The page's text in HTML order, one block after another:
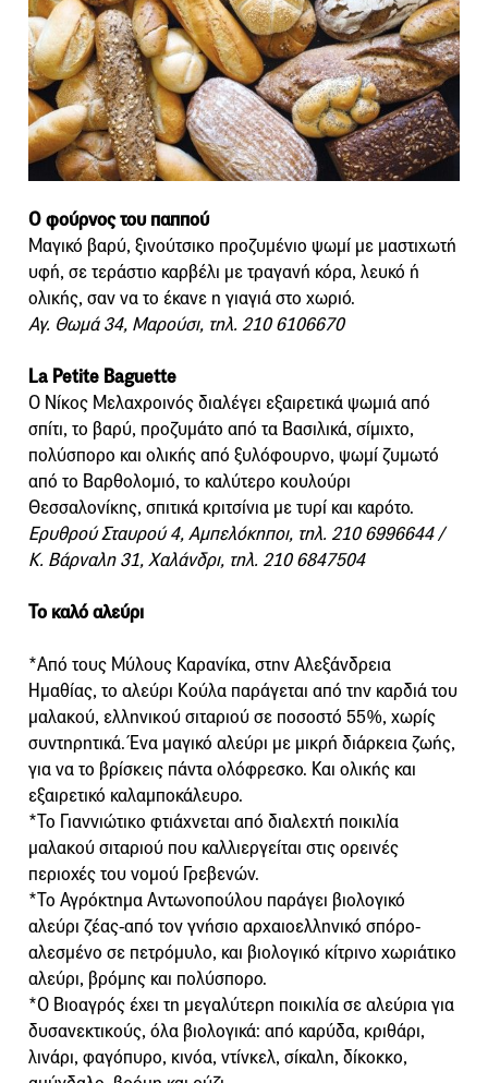
O φούρνος του παππού
Μαγικό βαρύ, ξινούτσικο προζυμένιο ψωμί με μαστιχωτή
υφή, σε τεράστιο καρβέλι με τραγανή κόρα, λευκό ή
ολικής, σαν να το έκανε η γιαγιά στο χωριό.
Αγ. Θωμά 34, Μαρούσι, τηλ. 210 6106670
La Petite Baguette
Ο Νίκος Μελαχροινός διαλέγει εξαιρετικά ψωμιά από
σπίτι, το βαρύ, προζυμάτο από τα Βασιλικά, σίμιχτο,
πολύσπορο και ολικής από ξυλόφουρνο, ψωμί ζυμωτό
από το Βαρθολομιό, το καλύτερο κουλούρι
Θεσσαλονίκης, σπιτικά κριτσίνια με τυρί και καρότο.
Ερυθρού Σταυρού 4, Αμπελόκηποι, τηλ. 210 6996644 /
Κ. Βάρναλη 31, Χαλάνδρι, τηλ. 210 6847504
Το καλό αλεύρι
*Aπό τους Μύλους Καρανίκα, στην Αλεξάνδρεια
Ημαθίας, το αλεύρι Κούλα παράγεται από την καρδιά του
μαλακού, ελληνικού σιταριού σε ποσοστό 55%, χωρίς
συντηρητικά. Ένα μαγικό αλεύρι με μικρή διάρκεια ζωής,
για να το βρίσκεις πάντα ολόφρεσκο. Και ολικής και
εξαιρετικό καλαμποκάλευρο.
*Το Γιαννιώτικο φτιάχνεται από διαλεχτή ποικιλία
μαλακού σιταριού που καλλιεργείται στις ορεινές
περιοχές του νομού Γρεβενών.
*Το Αγρόκτημα Αντωνοπούλου παράγει βιολογικό
αλεύρι ζέας-από τον γνήσιο αρχαιοελληνικό σπόρο-
αλεσμένο σε πετρόμυλο, και βιολογικό κίτρινο χωριάτικο
αλεύρι, βρόμης και πολύσπορο.
*Ο Βιοαγρός έχει τη μεγαλύτερη ποικιλία σε αλεύρια για
δυσανεκτικούς, όλα βιολογικά: από καρύδα, κριθάρι,
λινάρι, φαγόπυρο, κινόα, ντίνκελ, σίκαλη, δίκοκκο,